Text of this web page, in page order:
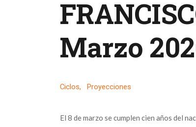
Marzo
Ciclos, Proyecciones
El 8 de marzo se cumplen cien años del